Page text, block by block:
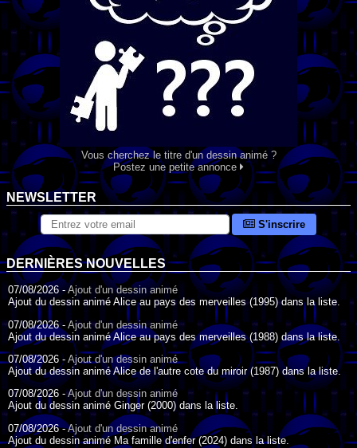
Vous cherchez le titre d'un dessin animé ?
Postez une petite annonce
NEWSLETTER
S'inscrire
DERNIÈRES NOUVELLES
07/08/2026 -Ajout d'un dessin animé
Ajout du dessin animé Alice au pays des merveilles (1995) dans la liste.
07/08/2026 -Ajout d'un dessin animé
Ajout du dessin animé Alice au pays des merveilles (1988) dans la liste.
07/08/2026 - Ajout d'un dessin animé
Ajout du dessin animé Alice de l'autre cote du miroir (1987) dans la liste.
07/08/2026 -Ajout d'un dessin animé
Ajout du dessin animé Ginger (2000) dans la liste.
07/08/2026 -Ajout d'un dessin animé
Ajout du dessin animé Ma famille d'enfer (2024) dans la liste.